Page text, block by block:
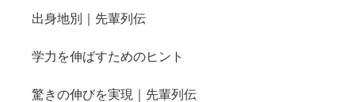
出身地別｜先輩列伝
学力を伸ばすためのヒント
驚きの伸びを実現｜先輩列伝